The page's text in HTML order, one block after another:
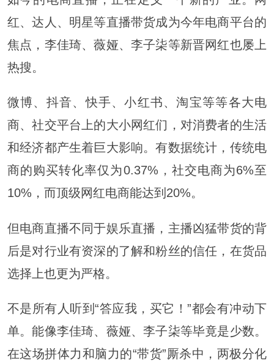
红、达人、明星等直播带货成为今年电商平台的
焦点，李佳琦、薇娅、李子柒等新晋网红也屡上
热搜。
微博、抖音、快手、小红书、淘宝等等各大电
商、社交平台上的大小网红们，对消费者的生活
和经济都产生着巨大影响。有数据统计，传统电
商的购买转化率仅为0.37%，社交电商为6%至
10%，而顶级网红电商能达到20%。
但电商直播不同于娱乐直播，主播凶猛带货的背
后是对行业有资深的了解和粉丝的信任，在货品
选择上也更为严格。
不是所有人听到“答应我，买它！”都会有冲动下
单。能像李佳琦、薇娅、李子柒等毕竟是少数。
在这场拼体力和脑力的“带货”厮杀中，两极分化